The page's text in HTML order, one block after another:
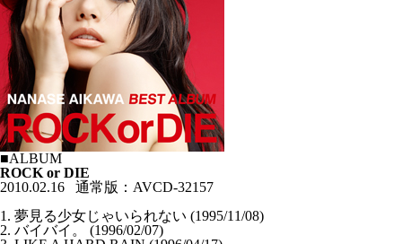
■ALBUM
ROCK or DIE
2010.02.16 通常版：AVCD-32157
1. 夢見る少女じゃいられない (1995/11/08)
2. バイバイ。 (1996/02/07)